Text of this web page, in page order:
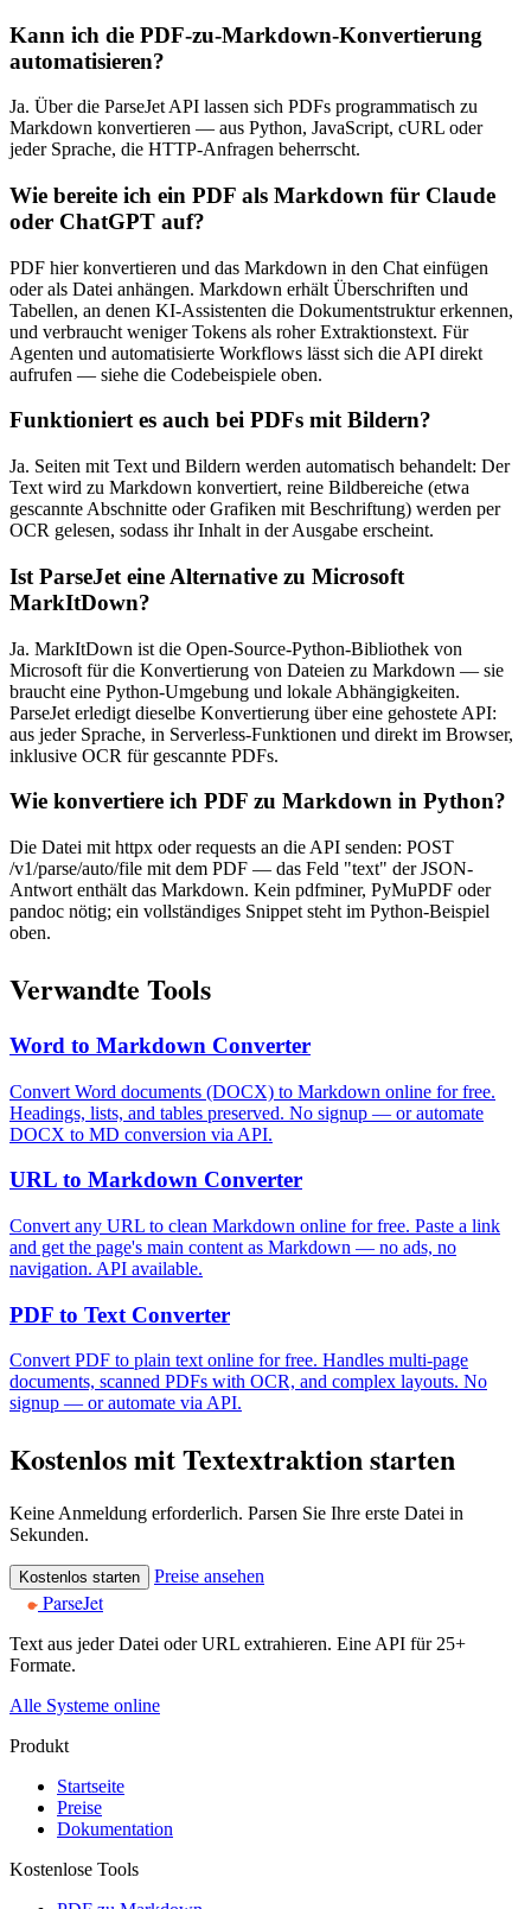
Kann ich die PDF-zu-Markdown-Konvertierung
automatisieren?
Ja. Über die ParseJet API lassen sich PDFs programmatisch zu
Markdown konvertieren — aus Python, JavaScript, cURL oder
jeder Sprache, die HTTP-Anfragen beherrscht.
Wie bereite ich ein PDF als Markdown für Claude
oder ChatGPT auf?
PDF hier konvertieren und das Markdown in den Chat einfügen
oder als Datei anhängen. Markdown erhält Überschriften und
Tabellen, an denen KI-Assistenten die Dokumentstruktur erkennen,
und verbraucht weniger Tokens als roher Extraktionstext. Für
Agenten und automatisierte Workflows lässt sich die API direkt
aufrufen — siehe die Codebeispiele oben.
Funktioniert es auch bei PDFs mit Bildern?
Ja. Seiten mit Text und Bildern werden automatisch behandelt: Der
Text wird zu Markdown konvertiert, reine Bildbereiche (etwa
gescannte Abschnitte oder Grafiken mit Beschriftung) werden per
OCR gelesen, sodass ihr Inhalt in der Ausgabe erscheint.
Ist ParseJet eine Alternative zu Microsoft
MarkItDown?
Ja. MarkItDown ist die Open-Source-Python-Bibliothek von
Microsoft für die Konvertierung von Dateien zu Markdown — sie
braucht eine Python-Umgebung und lokale Abhängigkeiten.
ParseJet erledigt dieselbe Konvertierung über eine gehostete API:
aus jeder Sprache, in Serverless-Funktionen und direkt im Browser,
inklusive OCR für gescannte PDFs.
Wie konvertiere ich PDF zu Markdown in Python?
Die Datei mit httpx oder requests an die API senden: POST
/v1/parse/auto/file mit dem PDF — das Feld "text" der JSON-
Antwort enthält das Markdown. Kein pdfminer, PyMuPDF oder
pandoc nötig; ein vollständiges Snippet steht im Python-Beispiel
oben.
Verwandte Tools
Word to Markdown Converter
Convert Word documents (DOCX) to Markdown online for free.
Headings, lists, and tables preserved. No signup — or automate
DOCX to MD conversion via API.
URL to Markdown Converter
Convert any URL to clean Markdown online for free. Paste a link
and get the page's main content as Markdown — no ads, no
navigation. API available.
PDF to Text Converter
Convert PDF to plain text online for free. Handles multi-page
documents, scanned PDFs with OCR, and complex layouts. No
signup — or automate via API.
Kostenlos mit Textextraktion starten
Keine Anmeldung erforderlich. Parsen Sie Ihre erste Datei in
Sekunden.
Kostenlos starten Preise ansehen
ParseJet
Text aus jeder Datei oder URL extrahieren. Eine API für 25+
Formate.
Alle Systeme online
Produkt
Startseite
Preise
Dokumentation
Kostenlose Tools